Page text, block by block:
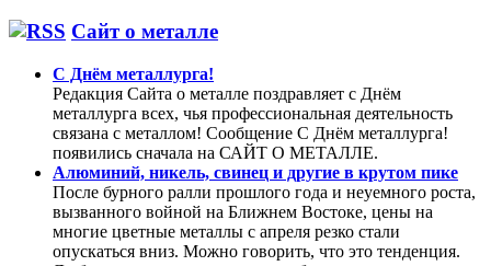
Сайт о металле
С Днём металлурга!
Редакция Сайта о металле поздравляет с Днём
металлурга всех, чья профессиональная деятельность
связана с металлом! Сообщение С Днём металлурга!
появились сначала на САЙТ О МЕТАЛЛЕ.
Алюминий, никель, свинец и другие в крутом пике
После бурного ралли прошлого года и неуемного роста,
вызванного войной на Ближнем Востоке, цены на
многие цветные металлы с апреля резко стали
опускаться вниз. Можно говорить, что это тенденция.